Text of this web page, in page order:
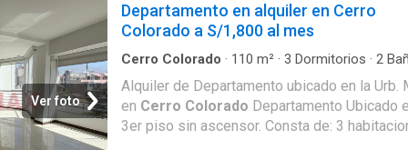
Cochera para un vehiculo. (1x1) 1mes de
un mes de alquiler
Ver foto
Departamento en alquiler en Cerro
Colorado a S/1,800 al mes
Cerro Colorado · 110 m² · 3 Dormitorios · 2
Alquiler de Departamento ubicado en la Urb.
en Cerro Colorado Departamento Ubicado
3er piso sin ascensor. Consta de: 3